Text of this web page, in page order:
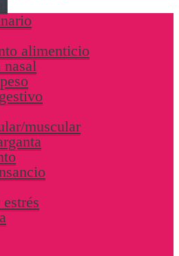
alimenticio
nasal
muscular